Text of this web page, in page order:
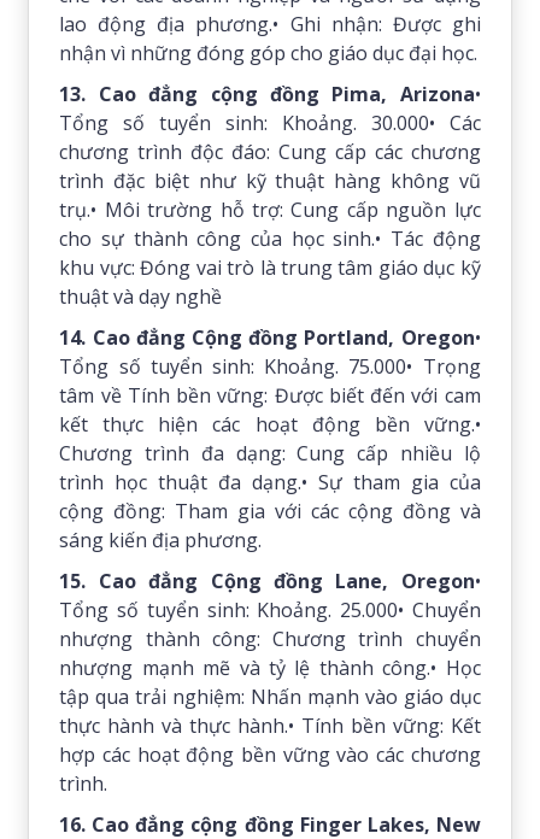
lao động địa phương.• Ghi nhận: Được ghi
nhận vì những đóng góp cho giáo dục đại học.
13. Cao đẳng cộng đồng Pima, Arizona•
Tổng số tuyển sinh: Khoảng. 30.000• Các
chương trình độc đáo: Cung cấp các chương
trình đặc biệt như kỹ thuật hàng không vũ
trụ.• Môi trường hỗ trợ: Cung cấp nguồn lực
cho sự thành công của học sinh.• Tác động
khu vực: Đóng vai trò là trung tâm giáo dục kỹ
thuật và dạy nghề
14. Cao đẳng Cộng đồng Portland, Oregon•
Tổng số tuyển sinh: Khoảng. 75.000• Trọng
tâm về Tính bền vững: Được biết đến với cam
kết thực hiện các hoạt động bền vững.•
Chương trình đa dạng: Cung cấp nhiều lộ
trình học thuật đa dạng.• Sự tham gia của
cộng đồng: Tham gia với các cộng đồng và
sáng kiến ​​​​địa phương.
15. Cao đẳng Cộng đồng Lane, Oregon•
Tổng số tuyển sinh: Khoảng. 25.000• Chuyển
nhượng thành công: Chương trình chuyển
nhượng mạnh mẽ và tỷ lệ thành công.• Học
tập qua trải nghiệm: Nhấn mạnh vào giáo dục
thực hành và thực hành.• Tính bền vững: Kết
hợp các hoạt động bền vững vào các chương
trình.
16. Cao đẳng cộng đồng Finger Lakes, New